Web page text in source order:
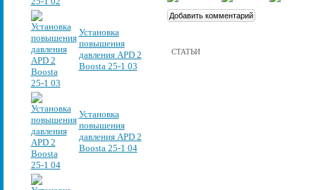
Установка
повышения
давления APD 2
Boosta 25-1 03
Установка
повышения
давления APD 2
Boosta 25-1 04
СТАТЬИ